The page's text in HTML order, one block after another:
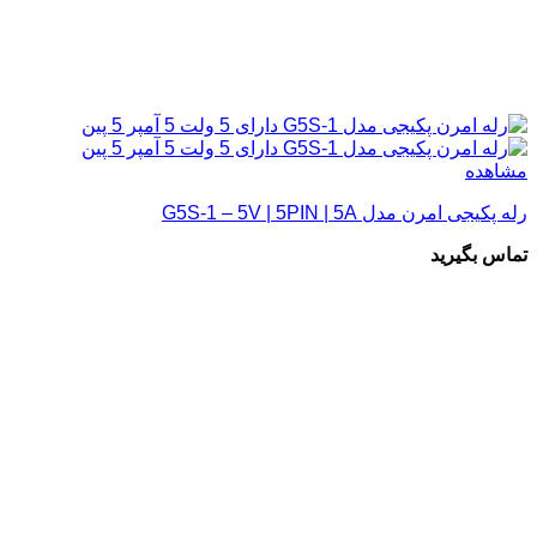
مشاهده
رله پکیجی امرن مدل G5S-1 – 5V | 5PIN | 5A
تماس بگیرید